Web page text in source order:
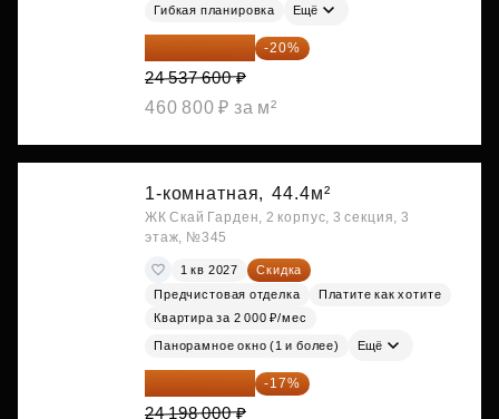
Гибкая планировка Ещё
19 630 080 ₽ -20%
24 537 600 ₽
460 800 ₽ за м²
1-комнатная, 44.4м²
ЖК Скай Гарден, 2 корпус, 3 секция, 3
этаж, №345
1 кв 2027
Скидка
Предчистовая отделка
Платите как хотите
Квартира за 2 000 ₽/мес
Панорамное окно (1 и более) Ещё
20 084 340 ₽ -17%
24 198 000 ₽